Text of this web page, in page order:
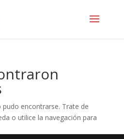
pudo encontrarse. Trate de
o utilice la navegación para